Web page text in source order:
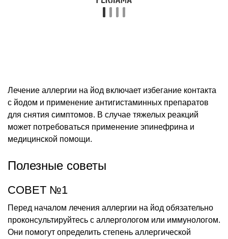
Лечение аллергии на йод включает избегание контакта
с йодом и применение антигистаминных препаратов
для снятия симптомов. В случае тяжелых реакций
может потребоваться применение эпинефрина и
медицинской помощи.
Полезные советы
СОВЕТ №1
Перед началом лечения аллергии на йод обязательно
проконсультируйтесь с аллергологом или иммунологом.
Они помогут определить степень аллергической